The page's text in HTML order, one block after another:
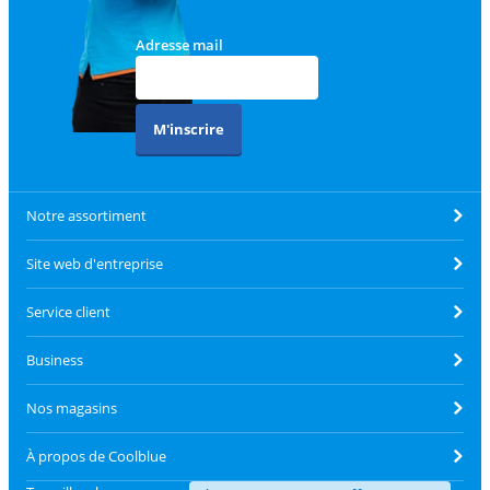
Adresse mail
M'inscrire
Notre assortiment
Site web d'entreprise
Service client
Business
Nos magasins
À propos de Coolblue